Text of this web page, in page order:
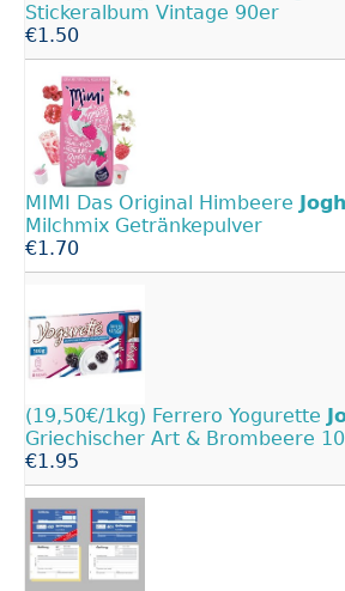
Stickeralbum Vintage 90er
€1.50
MIMI Das Original Himbeere
Milchmix Getränkepulver
€1.70
(19,50€/1kg) Ferrero Yogurette
Griechischer Art & Brombeere
€1.95